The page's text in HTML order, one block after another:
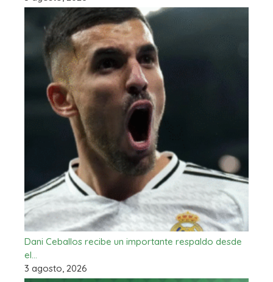
Dani Ceballos recibe un importante respaldo desde
el…
3 agosto, 2026